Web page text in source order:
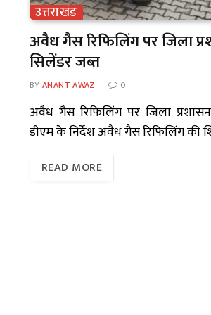
उत्तराखंड
अवैध गैस रिफिलिंग पर जिला
सिलेंडर जब्त
BY ANANT AWAZ 0
अवैध गैस रिफिलिंग पर जिला
डीएम के निर्देश अवैध गैस रिफिलिंग की
READ MORE